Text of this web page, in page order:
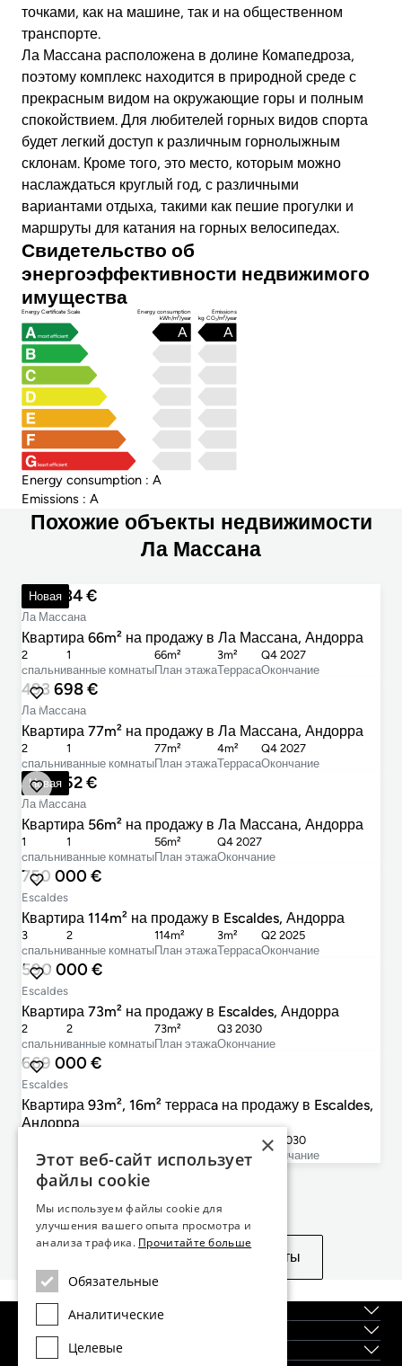
точками, как на машине, так и на общественном
транспорте.
Ла Массана расположена в долине Комапедроза,
поэтому комплекс находится в природной среде с
прекрасным видом на окружающие горы и полным
спокойствием. Для любителей горных видов спорта
будет легкий доступ к различным горнолыжным
склонам. Кроме того, это место, которым можно
наслаждаться круглый год, с различными
вариантами отдыха, такими как пешие прогулки и
маршруты для катания на горных велосипедах.
Свидетельство об
энергоэффективности недвижимого
имущества
Energy Certificate Scale
Energy consumption
kWh/m²/year
Emissions
kg CO₂/m²/year
most efficient
least efficient
A
A
Energy consumption : A
Emissions : A
Похожие объекты недвижимости
Ла Массана
Новая
483 384 €
Ла Массана
Квартира 66m² на продажу в Ла Массана, Андорра
cпальни
2
ванные комнаты
1
План этажа
66m²
Терраса
3m²
Окончание
Q4 2027
493 698 €
Ла Массана
Квартира 77m² на продажу в Ла Массана, Андорра
cпальни
2
ванные комнаты
1
План этажа
77m²
Терраса
4m²
Окончание
Q4 2027
Новая
447 852 €
Ла Массана
Квартира 56m² на продажу в Ла Массана, Андорра
cпальни
1
ванные комнаты
1
План этажа
56m²
Окончание
Q4 2027
750 000 €
Escaldes
Квартира 114m² на продажу в Escaldes, Андорра
cпальни
3
ванные комнаты
2
План этажа
114m²
Терраса
3m²
Окончание
Q2 2025
590 000 €
Escaldes
Квартира 73m² на продажу в Escaldes, Андорра
cпальни
2
ванные комнаты
2
План этажа
73m²
Окончание
Q3 2030
669 000 €
Escaldes
Квартира 93m², 16m² террасa на продажу в Escaldes,
Андорра
cпальниванные комнаты План этажа Терраса Окончание
Q3 2030
Не нашли то, что искали?
Посмотреть похожие объекты
Регионы
Новостройки
×
Этот веб-сайт использует
файлы cookie
Мы используем файлы cookie для
улучшения вашего опыта просмотра и
анализа трафика. Прочитайте больше
Обязательные
Аналитические
Целевые